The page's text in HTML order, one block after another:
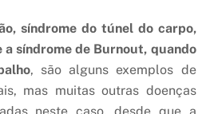
síndrome do túnel do carpo,
a síndrome de Burnout, quando
, são alguns exemplos de
mas muitas outras doenças